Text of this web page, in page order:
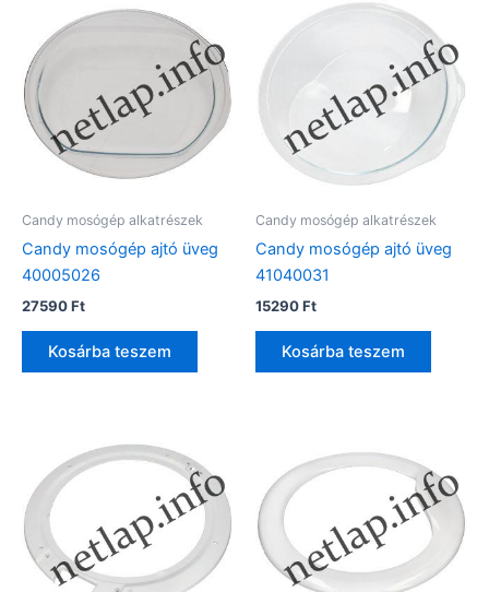
Candy mosógép alkatrészek
Candy mosógép ajtó üveg
40005026
27590Ft
Kosárba teszem
Candy mosógép alkatrészek
Candy mosógép ajtó üveg
41040031
15290Ft
Kosárba teszem